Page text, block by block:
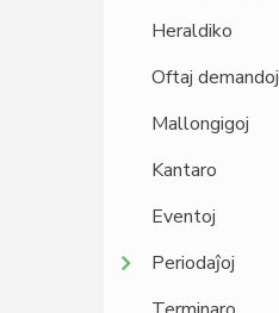
Heraldiko
Oftaj demandoj
Mallongigoj
Kantaro
Eventoj
Periodaĵoj